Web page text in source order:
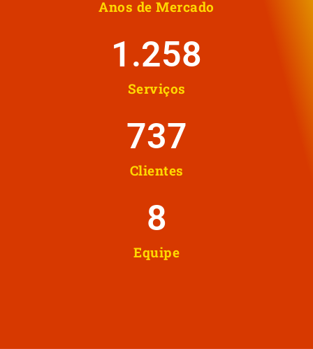
Anos de Mercado
Serviços
1.258
Clientes
737
Equipe
8